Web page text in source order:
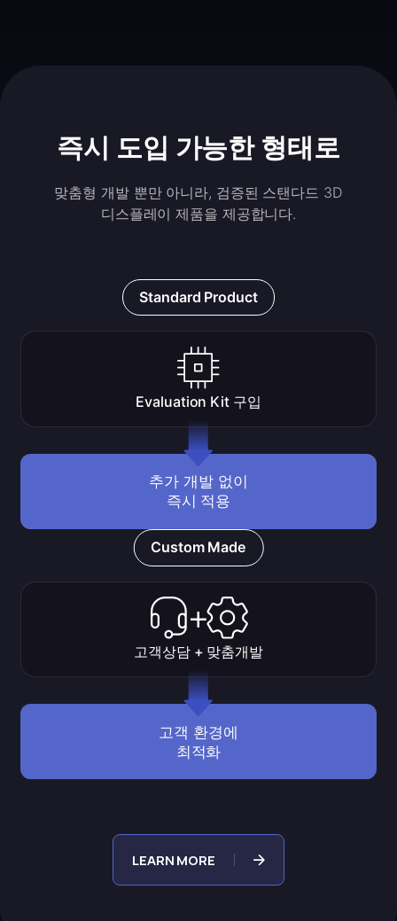
즉시 도입 가능한 형태로
맞춤형 개발 뿐만 아니라, 검증된 스탠다드 3D
디스플레이 제품을 제공합니다.
Standard Product
Evaluation Kit 구입
추가 개발 없이
즉시 적용
Custom Made
고객상담 + 맞춤개발
고객 환경에
최적화
LEARN MORE